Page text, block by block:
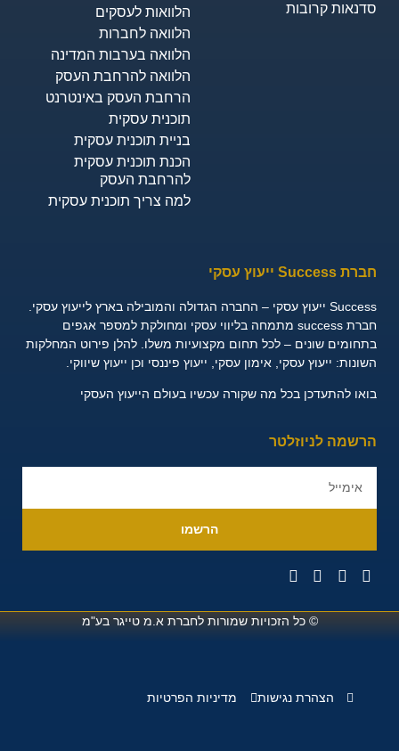
סדנאות קרובות
הלוואות לעסקים​
הלוואה לחברות
הלוואה בערבות המדינה
הלוואה להרחבת העסק
הרחבת העסק באינטרנט
תוכנית עסקית
בניית תוכנית עסקית
הכנת תוכנית עסקית
להרחבת העסק
למה צריך תוכנית עסקית
חברת Success ייעוץ עסקי
Success ייעוץ עסקי – החברה הגדולה והמובילה בארץ לייעוץ עסקי.
חברת success מתמחה בליווי עסקי ומחולקת למספר אגפים
בתחומים שונים – לכל תחום מקצועיות משלו. להלן פירוט המחלקות
השונות: ייעוץ עסקי, אימון עסקי, ייעוץ פיננסי וכן ייעוץ שיווקי.
בואו להתעדכן בכל מה שקורה עכשיו בעולם הייעוץ העסקי
הרשמה לניוזלטר
הרשמו
© כל הזכויות שמורות לחברת א.מ טייגר בע"מ
הצהרת נגישות מדיניות הפרטיות